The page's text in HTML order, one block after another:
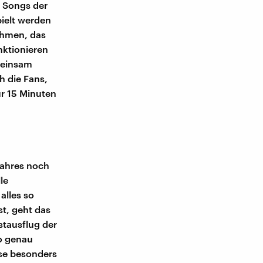
der
werden
das
die Fans,
15 Minuten
noch
so
geht das
der
genau
besonders